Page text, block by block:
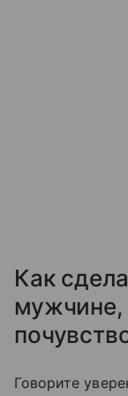
Как
мужчине,
Говорите